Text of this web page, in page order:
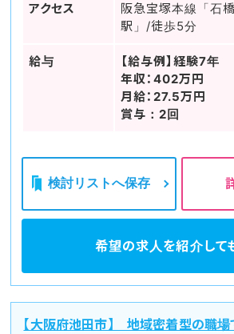
アクセス
阪急宝塚本線「石
駅」/徒歩5分
給与
【給与例】経験7年
年収：402万円
月給：27.5万円
賞与：2回
検討リストへ保存
希望の求人を紹介して
【大阪府池田市】 地域密着型の職